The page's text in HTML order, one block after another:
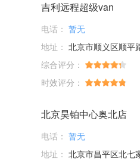
吉利远程超级van
电话： 暂无
地址： 北京市顺义区顺平
综合评分：
时效评分：
北京昊铂中心奥北店
电话： 暂无
地址： 北京市昌平区北七家